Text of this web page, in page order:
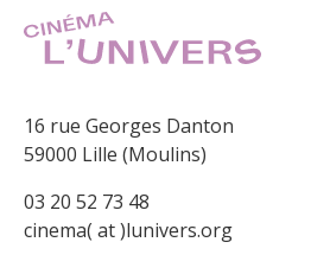
16 rue Georges Danton
59000 Lille (Moulins)
03 20 52 73 48
cinema( at )lunivers.org